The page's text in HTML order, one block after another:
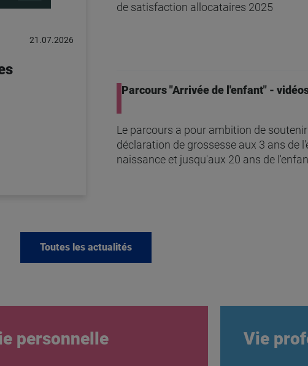
21.07.2026
de satisfaction allocataires 2025
Parcours "Arrivée de l'enfant" -
Le parcours a pour ambition de
déclaration de grossesse aux 3 ans de
naissance et jusqu'aux 20 ans de
Toutes les actualités
personnelle Vie